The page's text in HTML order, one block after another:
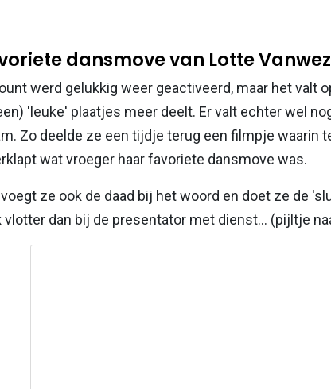
dansmove van Lotte
werd gelukkig weer geactiveerd, maar het valt
'leuke' plaatjes meer deelt. Er valt echter wel
Zo deelde ze een tijdje terug een filmpje waarin
wat vroeger haar favoriete dansmove was.
ze ook de daad bij het woord en doet ze de
vlotter dan bij de presentator met dienst... (pijltje